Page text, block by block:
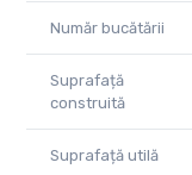
Număr bucătării
Suprafață
construită
Suprafață utilă